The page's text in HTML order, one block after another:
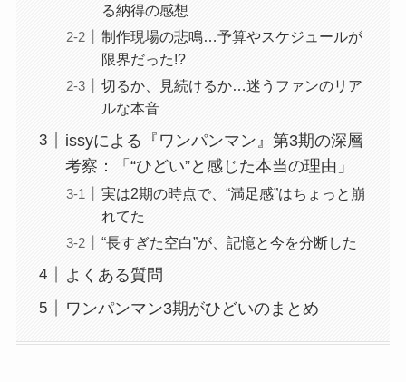
る納得の感想
制作現場の悲鳴…予算やスケジュールが
限界だった!?
切るか、見続けるか…迷うファンのリア
ルな本音
issyによる『ワンパンマン』第3期の深層
考察：「“ひどい”と感じた本当の理由」
実は2期の時点で、“満足感”はちょっと崩
れてた
“長すぎた空白”が、記憶と今を分断した
よくある質問
ワンパンマン3期がひどいのまとめ